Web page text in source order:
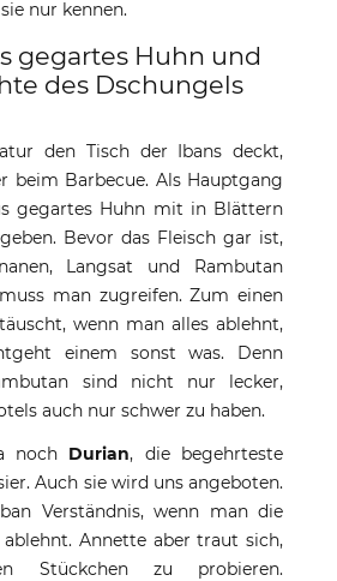
nur kennen.
gegartes Huhn und
des Dschungels
den Tisch der Ibans deckt,
beim Barbecue. Als Hauptgang
gegartes Huhn mit in Blättern
Bevor das Fleisch gar ist,
Langsat und Rambutan
man zugreifen. Zum einen
wenn man alles ablehnt,
einem sonst was. Denn
sind nicht nur lecker,
auch nur schwer zu haben.
noch Durian, die begehrteste
Auch sie wird uns angeboten.
Verständnis, wenn man die
Annette aber traut sich,
Stückchen zu probieren.